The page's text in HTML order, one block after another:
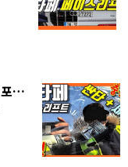
충격적인 싼타페 페이스리프트 실내 최초 포착! 내 이름은 싼타세이드!